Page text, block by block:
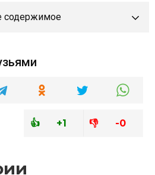
содержимое
+1 -0